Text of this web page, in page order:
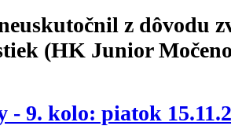
z dôvodu
(HK Junior
- 9. kolo: piatok